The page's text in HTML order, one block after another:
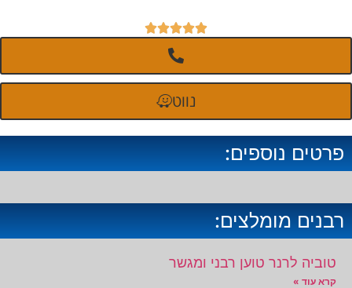





נווט
פרטים נוספים:
רבנים מומלצים:
טוביה לרנר טוען רבני ומגשר
קרא עוד »